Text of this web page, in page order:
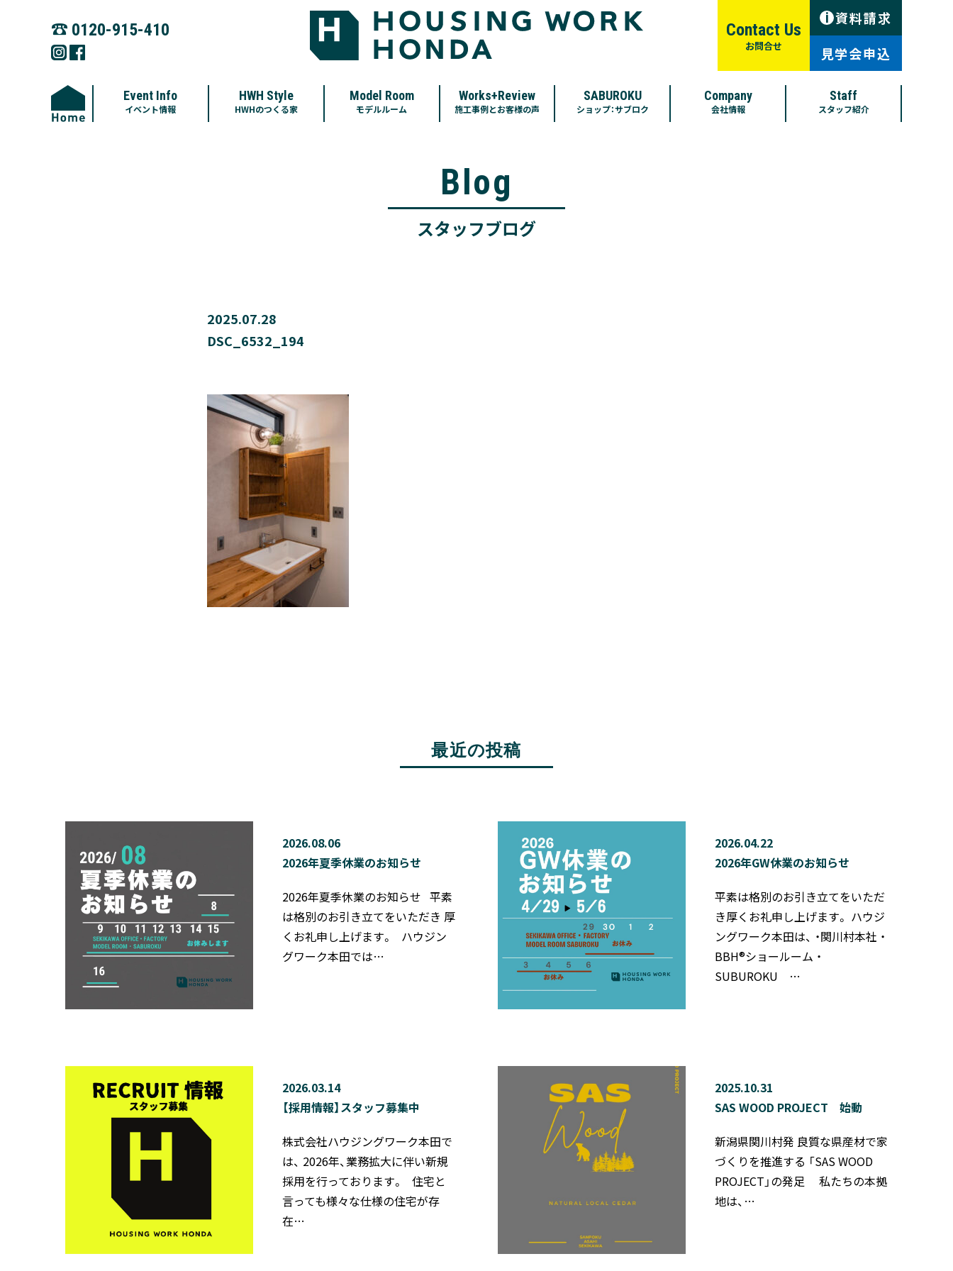
☎︎ 0120-915-410 Contact Us
お問合せ
i 資料請求
見学会申込
Event Info
イベント情報
HWH Style
HWHのつくる家
Model Room
モデルルーム
Works+Review
施工事例とお客様の声
SABUROKU
ショップ：サブロク
Company
会社情報
Staff
スタッフ紹介
Blog
スタッフブログ
2025.07.28
DSC_6532_194
最近の投稿
2026.08.06
2026年夏季休業のお知らせ
2026年夏季休業のお知らせ 平素
は格別のお引き立てをいただき 厚
くお礼申し上げます。 ハウジン
グワーク本田では…
2026.04.22
2026年GW休業のお知らせ
平素は格別のお引き立てをいただ
き厚くお礼申し上げます。 ハウジ
ングワーク本田は、 ・関川村本社 ・
BBH®ショールーム ・
SUBUROKU …
2026.03.14
【採用情報】スタッフ募集中
株式会社ハウジングワーク本田で
は、 2026年、業務拡大に伴い新規
採用を行っております。 住宅と
言っても様々な仕様の住宅が存
在…
2025.10.31
SAS WOOD PROJECT 始動
新潟県関川村発 良質な県産材で家
づくりを推進する 「SAS WOOD
PROJECT」の発足 私たちの本拠
地は、…